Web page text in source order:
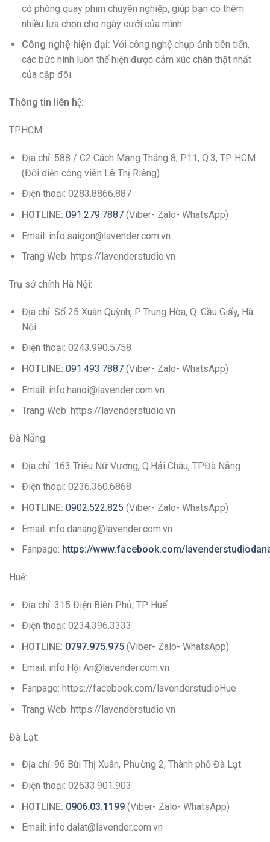
có phòng quay phim chuyên nghiệp, giúp bạn có thêm
nhiều lựa chọn cho ngày cưới của mình.
Công nghệ hiện đại: Với công nghệ chụp ảnh tiên tiến,
các bức hình luôn thể hiện được cảm xúc chân thật nhất
của cặp đôi.
Thông tin liên hệ:
TP.HCM:
Địa chỉ: 588 / C2 Cách Mạng Tháng 8, P.11, Q.3, TP HCM
(Đối diện công viên Lê Thị Riêng)
Điện thoại: 0283.8866.887
HOTLINE: 091.279.7887(Viber- Zalo- WhatsApp)
Email: info.saigon@lavender.com.vn
Trang Web: https://lavenderstudio.vn
Trụ sở chính Hà Nội:
Địa chỉ: Số 25 Xuân Quỳnh, P. Trung Hòa, Q. Cầu Giấy, Hà
Nội
Điện thoại: 0243.990.5758
HOTLINE: 091.493.7887(Viber- Zalo- WhatsApp)
Email: info.hanoi@lavender.com.vn
Trang Web: https://lavenderstudio.vn
Đà Nẵng:
Địa chỉ: 163 Triệu Nữ Vương, Q.Hải Châu, TP.Đà Nẵng
Điện thoại: 0236.360.6868
HOTLINE: 0902.522.825 (Viber- Zalo- WhatsApp)
Email: info.danang@lavender.com.vn
Fanpage: https://www.facebook.com/
Huế:
Địa chỉ: 315 Điện Biên Phủ, TP Huế
Điện thoại: 0234.396.3333
HOTLINE: 0797.975.975(Viber- Zalo- WhatsApp)
Email: info.Hội An@lavender.com.vn
Fanpage: https://facebook.com/lavenderstudioHue
Trang Web: https://lavenderstudio.vn
Đà Lạt:
Địa chỉ: 96 Bùi Thị Xuân, Phường 2, Thành phố Đà Lạt.
Điện thoại: 02633.901.903
HOTLINE: 0906.03.1199(Viber- Zalo- WhatsApp)
Email: info.dalat@lavender.com.vn